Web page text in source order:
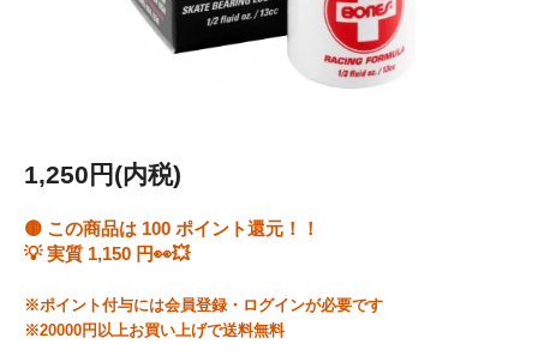
1,250円(内税)
🟡 この商品は 100 ポイント還元！！
💡 実質 1,150 円👀💥
※ポイント付与には会員登録・ログインが必要です
※20000円以上お買い上げで送料無料